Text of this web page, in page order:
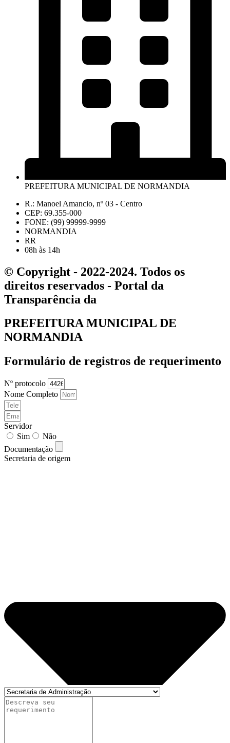
PREFEITURA MUNICIPAL DE NORMANDIA
R.: Manoel Amancio, nº 03 - Centro
CEP: 69.355-000
FONE: (99) 99999-9999
NORMANDIA
RR
08h às 14h
© Copyright - 2022-2024. Todos os
direitos reservados - Portal da
Transparência da
PREFEITURA MUNICIPAL DE
NORMANDIA
Formulário de registros de requerimento
Nº protocolo
Nome Completo
Servidor
Sim
Não
Documentação
Secretaria de origem